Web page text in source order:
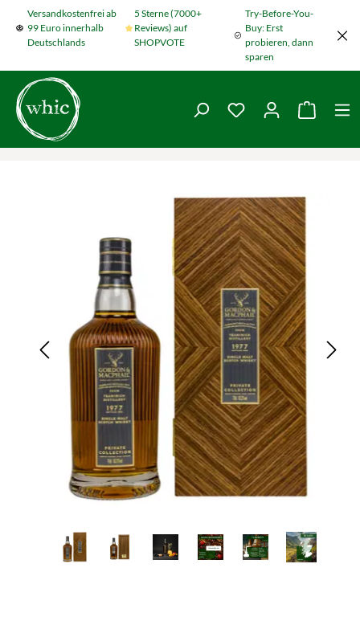
Zum Hauptinhalt springen
Versandkostenfrei ab
99 Euro innerhalb
Deutschlands
5 Sterne (7000+
Reviews) auf
SHOPVOTE
Try-Before-You-
Buy: Erst
probieren, dann
sparen
Du hast 0